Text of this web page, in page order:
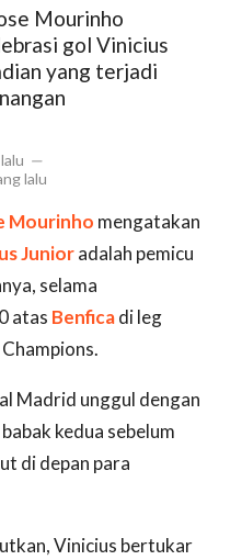
Mourinho
gol Vinicius
yang terjadi
—
lalu
Mourinho mengatakan
Junioradalah pemicu
selama
atas Benficadi leg
Madrid unggul dengan
kedua sebelum
di depan para
Vinicius bertukar